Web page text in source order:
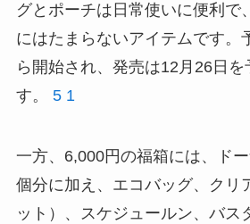
グとポーチは日常使いに便利で
にはたまらないアイテムです。
ら開始され、発売は12月26日を
す。 5 1
一方、6,000円の福箱には、ド
個分に加え、エコバッグ、クリ
ット）、スケジュールン、バス